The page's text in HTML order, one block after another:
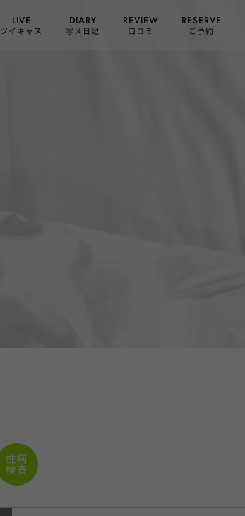
LIVE
ツイキャス
DIARY
写メ日記
REVIEW
口コミ
RESERVE
ご予約